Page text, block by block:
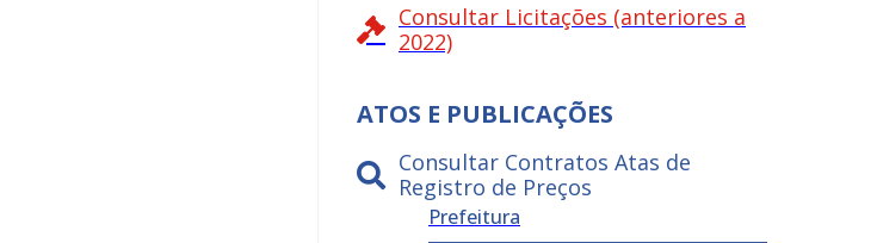
Consultar Licitações (anteriores a
2022)
ATOS E PUBLICAÇÕES
Consultar Contratos Atas de
Registro de Preços
Prefeitura